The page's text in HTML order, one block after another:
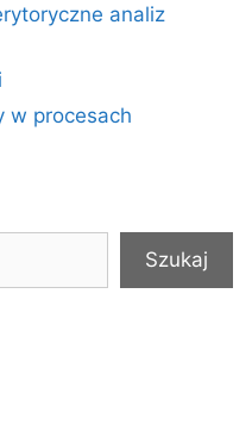
analiz
w procesach
Szukaj